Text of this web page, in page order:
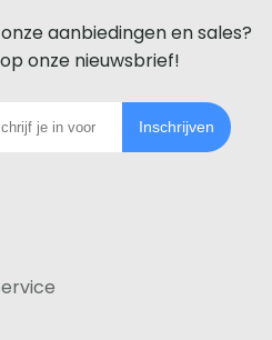
aanbiedingen en sales?
onze nieuwsbrief!
Inschrijven